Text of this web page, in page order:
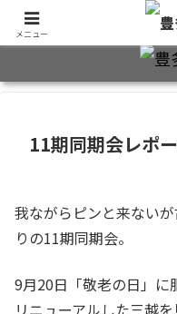
旧制十三中・都立豊多摩高
11期同期会レポ
我ながらピンと来ない
りの11期同期会。
9月20日「敬老の日」に
リニューアルした三越
メニュー